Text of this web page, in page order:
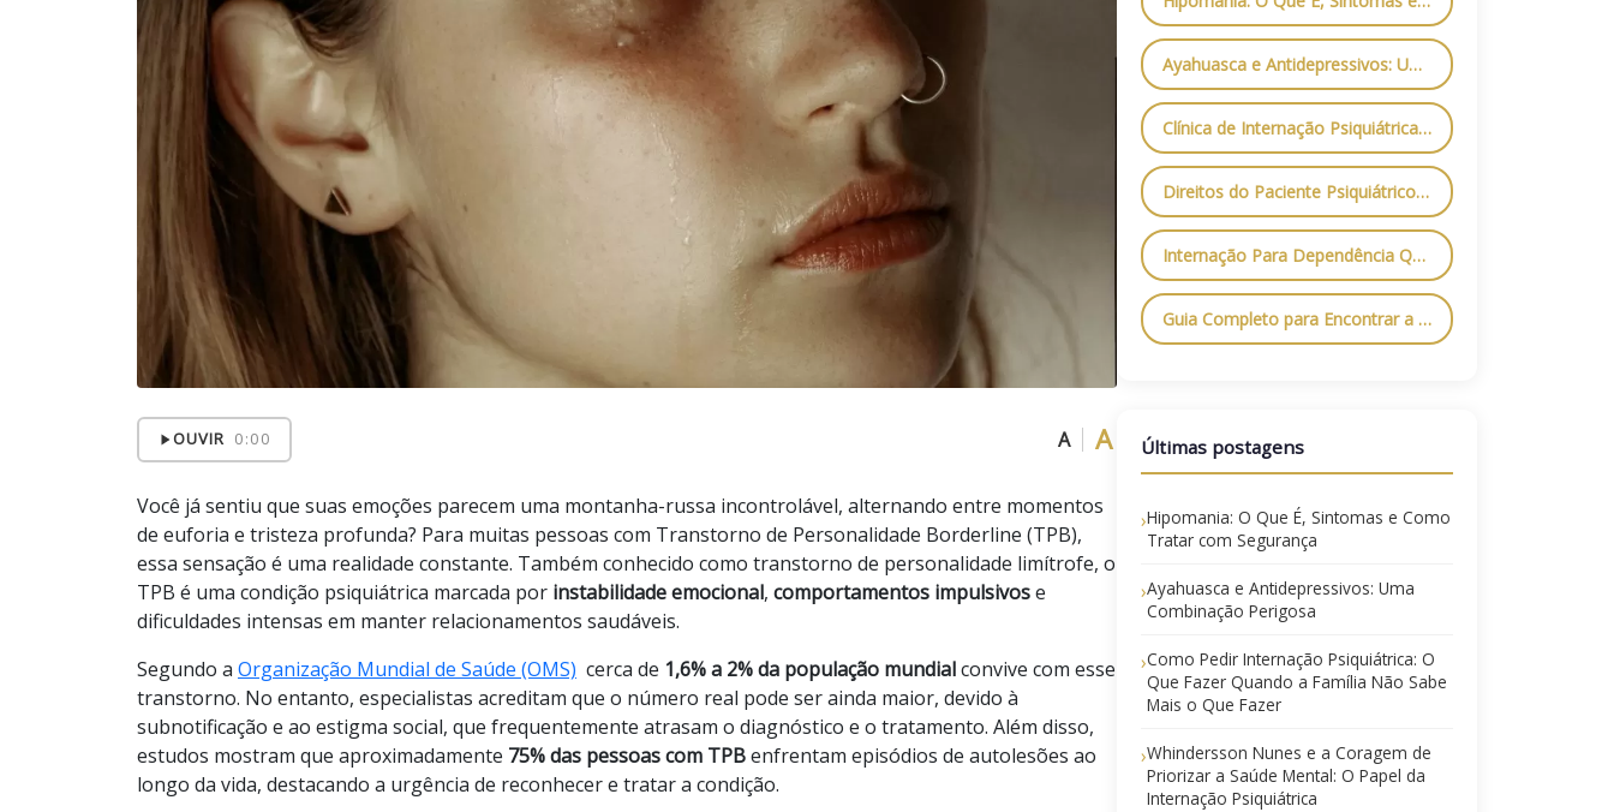
OUVIR 0:00 A A
Você já sentiu que suas emoções parecem uma montanha-russa incontrolável, alternando entre momentos
de euforia e tristeza profunda? Para muitas pessoas com Transtorno de Personalidade Borderline (TPB),
essa sensação é uma realidade constante. Também conhecido como transtorno de personalidade limítrofe, o
TPB é uma condição psiquiátrica marcada por instabilidade emocional, comportamentos impulsivose
dificuldades intensas em manter relacionamentos saudáveis.
Segundo a Organização Mundial de Saúde (OMS) cerca de 1,6% a 2% da população mundialconvive com esse
transtorno. No entanto, especialistas acreditam que o número real pode ser ainda maior, devido à
subnotificação e ao estigma social, que frequentemente atrasam o diagnóstico e o tratamento. Além disso,
estudos mostram que aproximadamente 75% das pessoas com TPBenfrentam episódios de autolesões ao
longo da vida, destacando a urgência de reconhecer e tratar a condição.
Ayahuasca e Antidepressivos: Uma Combinação Perigosa
Clínica de Internação Psiquiátrica em São Paulo: Tudo o Que Você Precisa Saber
Direitos do Paciente Psiquiátrico: O Que a Lei Garante e Como Exigir Respeito
Internação Para Dependência Química: Como Funciona e Quais os Benefícios?
Guia Completo para Encontrar a Melhor Clínica de Internação Psiquiátrica em São Paulo
Últimas postagens
›Hipomania: O Que É, Sintomas e Como
Tratar com Segurança
›Ayahuasca e Antidepressivos: Uma
Combinação Perigosa
›Como Pedir Internação Psiquiátrica: O
Que Fazer Quando a Família Não Sabe
Mais o Que Fazer
›Whindersson Nunes e a Coragem de
Priorizar a Saúde Mental: O Papel da
Internação Psiquiátrica